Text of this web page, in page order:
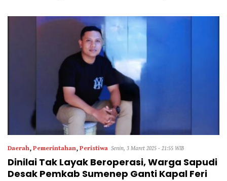
Daerah, Pemerintahan, Peristiwa Senin, 3 Maret 2025 - 21:55 WIB
Dinilai Tak Layak Beroperasi, Warga Sapudi
Desak Pemkab Sumenep Ganti Kapal Feri